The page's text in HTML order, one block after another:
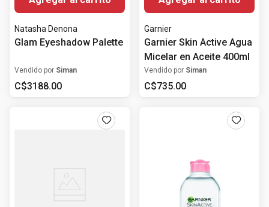
Natasha Denona
Glam Eyeshadow Palette
Vendido por Siman
C$3188.00
Garnier
Garnier Skin Active Agua
Micelar en Aceite 400ml
Vendido por Siman
C$735.00